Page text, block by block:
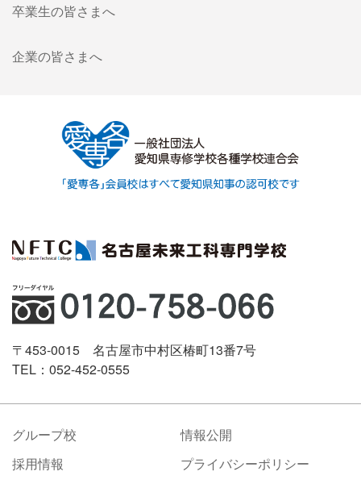
卒業生の皆さまへ
企業の皆さまへ
〒453-0015 名古屋市中村区椿町13番7号
TEL：052-452-0555
グループ校
情報公開
採用情報
プライバシーポリシー